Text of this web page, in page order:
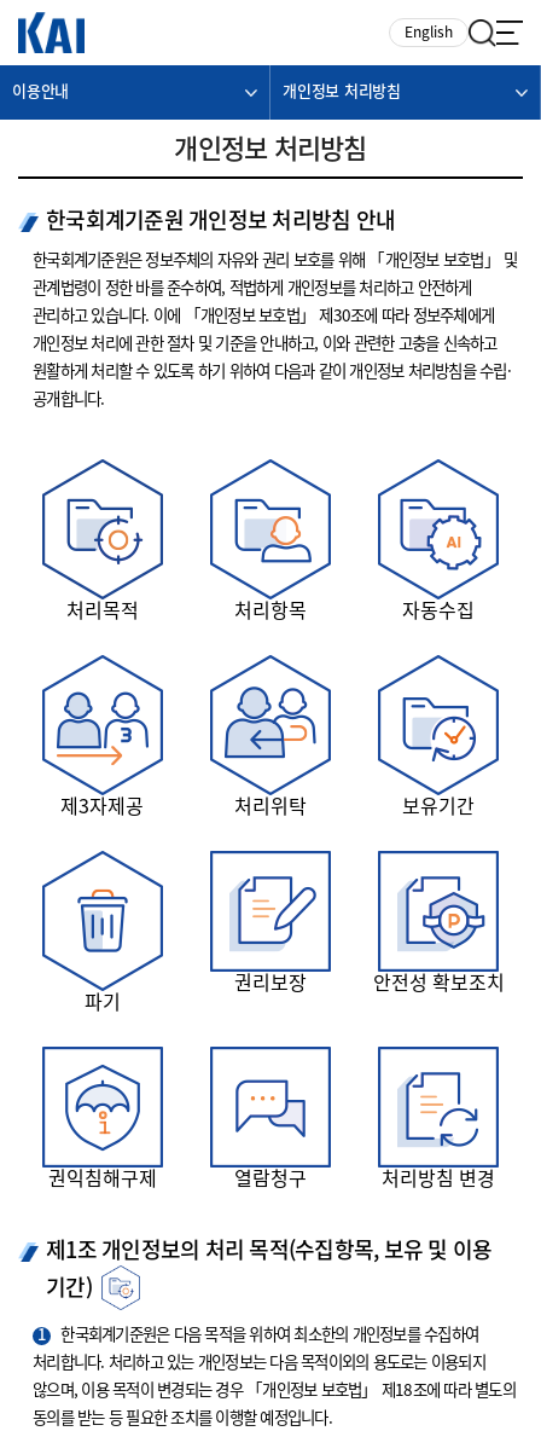
English
이용안내 개인정보 처리방침
개인정보 처리방침
한국회계기준원 개인정보 처리방침 안내
한국회계기준원은 정보주체의 자유와 권리 보호를 위해 「개인정보 보호법」 및
관계법령이 정한 바를 준수하여, 적법하게 개인정보를 처리하고 안전하게
관리하고 있습니다. 이에 「개인정보 보호법」 제30조에 따라 정보주체에게
개인정보 처리에 관한 절차 및 기준을 안내하고, 이와 관련한 고충을 신속하고
원활하게 처리할 수 있도록 하기 위하여 다음과 같이 개인정보 처리방침을 수립·
공개합니다.
처리목적 처리항목 자동수집
제3자제공 처리위탁 보유기간
파기
권리보장 안전성 확보조치
권익침해구제 열람청구 처리방침 변경
제1조 개인정보의 처리 목적(수집항목, 보유 및 이용
기간)
1
한국회계기준원은 다음 목적을 위하여 최소한의 개인정보를 수집하여
처리합니다. 처리하고 있는 개인정보는 다음 목적이외의 용도로는 이용되지
않으며, 이용 목적이 변경되는 경우 「개인정보 보호법」 제18조에 따라 별도의
동의를 받는 등 필요한 조치를 이행할 예정입니다.